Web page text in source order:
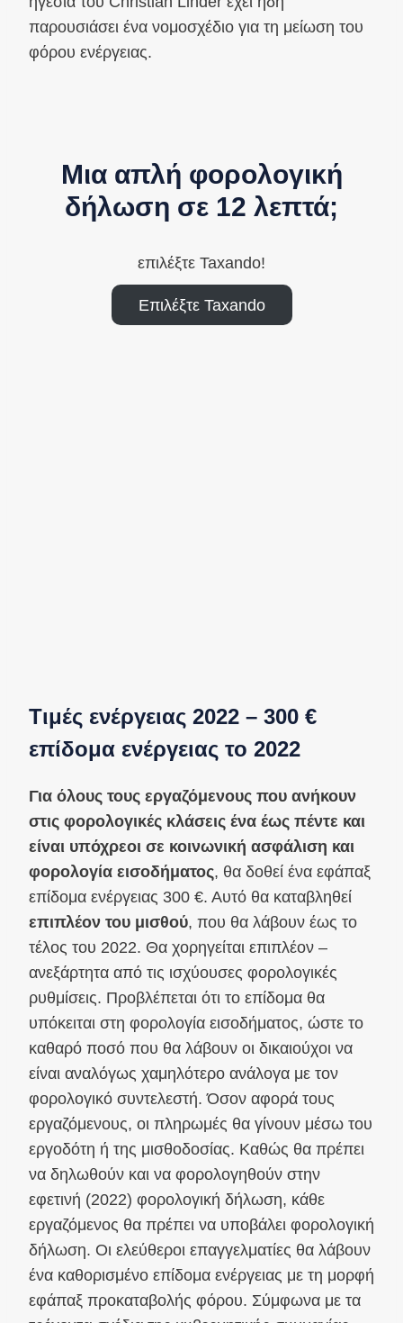
παρουσιάσει ένα νομοσχέδιο για τη μείωση του
φόρου ενέργειας.
Μια απλή φορολογική
δήλωση σε 12 λεπτά;
επιλέξτε Taxando!
Επιλέξτε Taxando
Τιμές ενέργειας 2022 – 300 €
επίδομα ενέργειας το 2022
Για όλους τους εργαζόμενους που ανήκουν
στις φορολογικές κλάσεις ένα έως πέντε και
είναι υπόχρεοι σε κοινωνική ασφάλιση και
φορολογία εισοδήματος, θα δοθεί ένα εφάπαξ
επίδομα ενέργειας 300 €. Αυτό θα καταβληθεί
επιπλέον του μισθού, που θα λάβουν έως το
τέλος του 2022. Θα χορηγείται επιπλέον –
ανεξάρτητα από τις ισχύουσες φορολογικές
ρυθμίσεις. Προβλέπεται ότι το επίδομα θα
υπόκειται στη φορολογία εισοδήματος, ώστε το
καθαρό ποσό που θα λάβουν οι δικαιούχοι να
είναι αναλόγως χαμηλότερο ανάλογα με τον
φορολογικό συντελεστή. Όσον αφορά τους
εργαζόμενους, οι πληρωμές θα γίνουν μέσω του
εργοδότη ή της μισθοδοσίας. Καθώς θα πρέπει
να δηλωθούν και να φορολογηθούν στην
εφετινή (2022) φορολογική δήλωση, κάθε
εργαζόμενος θα πρέπει να υποβάλει φορολογική
δήλωση. Οι ελεύθεροι επαγγελματίες θα λάβουν
ένα καθορισμένο επίδομα ενέργειας με τη μορφή
εφάπαξ προκαταβολής φόρου. Σύμφωνα με τα